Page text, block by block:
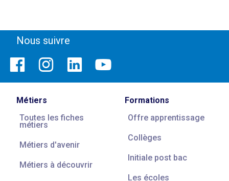
Nous suivre
Métiers
Toutes les fiches
métiers
Métiers d'avenir
Métiers à découvrir
Formations
Offre apprentissage
Collèges
Initiale post bac
Les écoles